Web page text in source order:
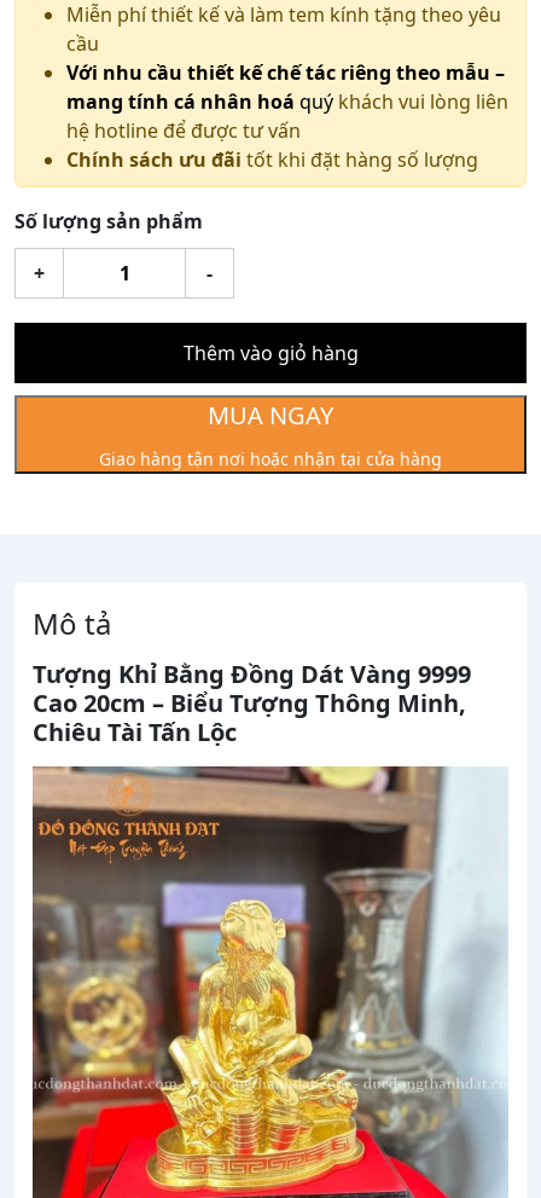
Miễn phí thiết kế và làm tem kính tặng theo yêu
cầu
Với nhu cầu thiết kế chế tác riêng theo mẫu –
mang tính cá nhân hoá quý khách vui lòng liên
hệ hotline để được tư vấn
Chính sách ưu đãi tốt khi đặt hàng số lượng
Số lượng sản phẩm
-
Tượng
Khỉ
Bằng
Dát
Cao
+
Thêm vào giỏ hàng
MUA NGAY
Giao hàng tận nơi hoặc nhận tại cửa hàng
Mô tả
Tượng Khỉ Bằng Đồng Dát Vàng 9999
Cao 20cm – Biểu Tượng Thông Minh,
Chiêu Tài Tấn Lộc